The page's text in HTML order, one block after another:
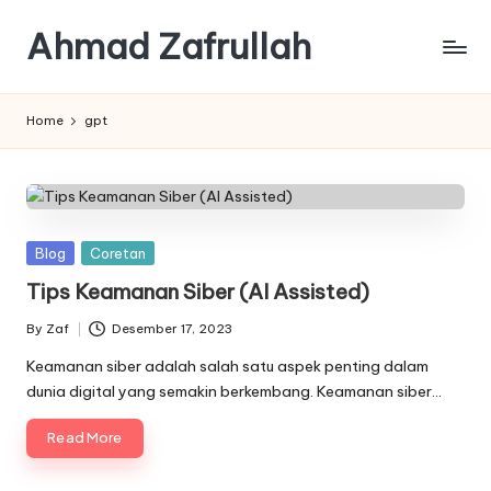
Skip
content
Ahmad Zafrullah
Learn
better
than
how
to
Work
Home gpt
Posted
Blog Coretan
Tips Keamanan Siber (AI Assisted)
Posted
by
By Zaf Desember 17, 2023
Keamanan siber adalah salah satu aspek penting dalam
dunia digital yang semakin berkembang. Keamanan siber…
Read More